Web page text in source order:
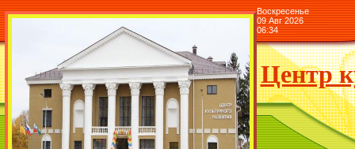
Воскресенье
09 Авг 2026
06:34
Центр